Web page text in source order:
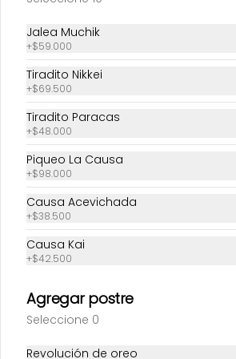
Solomito
acevichado
$59.500
Jalea Muchik
+$59.000
Tiradito Nikkei
+$69.500
Tiradito Paracas
+$48.000
Piqueo La Causa
+$98.000
Causa Acevichada
+$38.500
Causa Kai
+$42.500
Agregar postre
Seleccione 0
Revolución de oreo